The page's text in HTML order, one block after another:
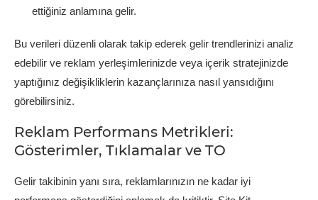
ettiğiniz anlamına gelir.
Bu verileri düzenli olarak takip ederek gelir trendlerinizi analiz
edebilir ve reklam yerleşimlerinizde veya içerik stratejinizde
yaptığınız değişikliklerin kazançlarınıza nasıl yansıdığını
görebilirsiniz.
Reklam Performans Metrikleri:
Gösterimler, Tıklamalar ve TO
Gelir takibinin yanı sıra, reklamlarınızın ne kadar iyi